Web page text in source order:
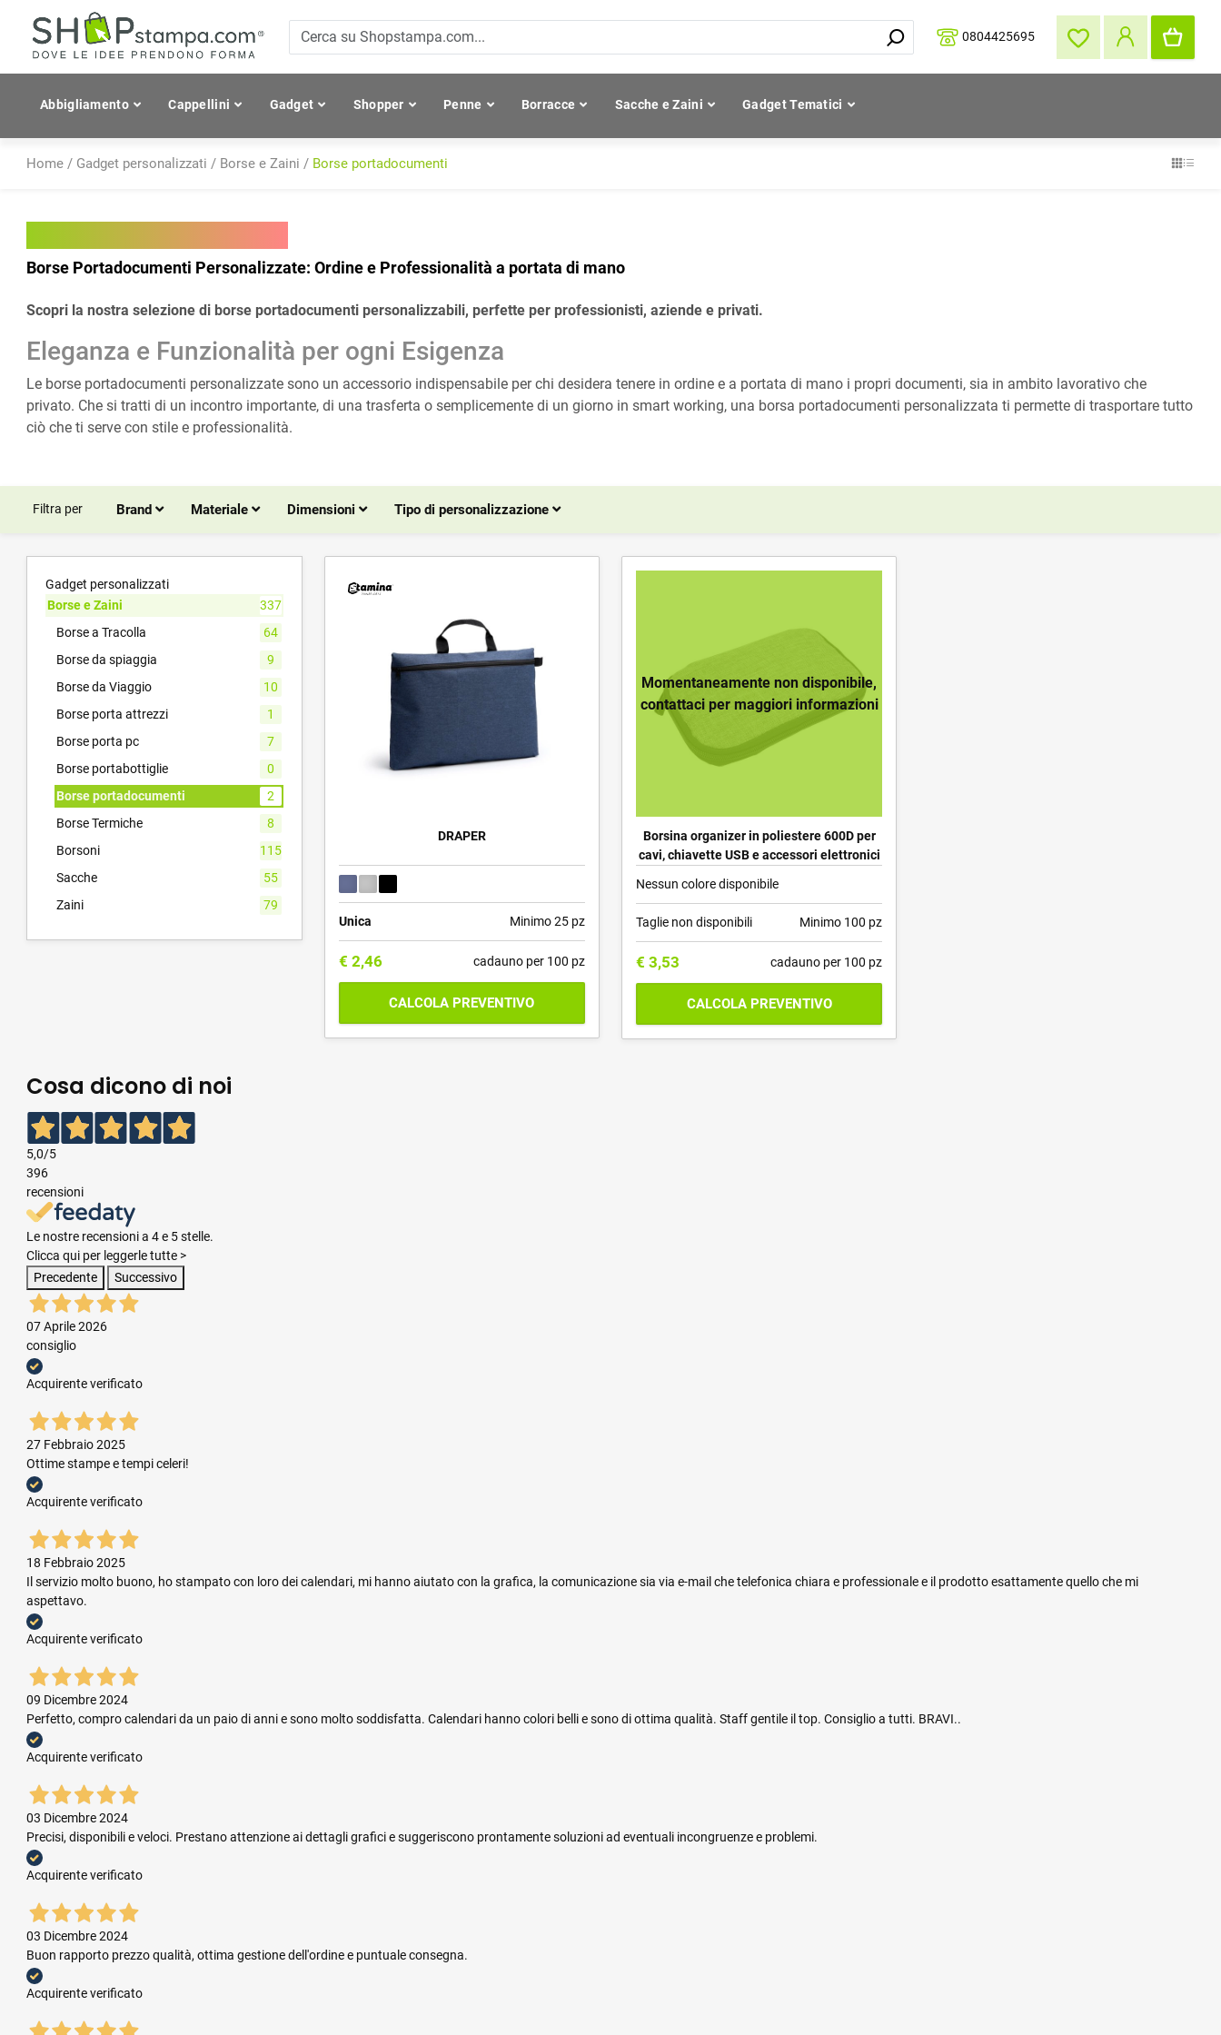
0804425695
Abbigliamento Cappellini Gadget Shopper Penne Borracce Sacche e Zaini Gadget Tematici
Home / Gadget personalizzati / Borse e Zaini / Borse portadocumenti
Borse Portadocumenti Personalizzate: Ordine e Professionalità a portata di mano
Scopri la nostra selezione di borse portadocumenti personalizzabili, perfette per professionisti, aziende e privati.
Eleganza e Funzionalità per ogni Esigenza
Le borse portadocumenti personalizzate sono un accessorio indispensabile per chi desidera tenere in ordine e a portata di mano i propri documenti, sia in ambito lavorativo che
privato. Che si tratti di un incontro importante, di una trasferta o semplicemente di un giorno in smart working, una borsa portadocumenti personalizzata ti permette di trasportare tutto
ciò che ti serve con stile e professionalità.
Filtra per Brand Materiale Dimensioni Tipo di personalizzazione
Gadget personalizzati
Borse e Zaini
337
Borse a Tracolla
64
Borse da spiaggia
9
Borse da Viaggio
10
Borse porta attrezzi
1
Borse porta pc
7
Borse portabottiglie
0
Borse portadocumenti
2
Borse Termiche
8
Borsoni
115
Sacche
55
Zaini
79
DRAPER
Unica Minimo 25 pz
€ 2,46 cadauno per 100 pz
CALCOLA PREVENTIVO
Momentaneamente non disponibile,
contattaci per maggiori informazioni
Borsina organizer in poliestere 600D per
cavi, chiavette USB e accessori elettronici
Nessun colore disponibile
Taglie non disponibili Minimo 100 pz
€ 3,53 cadauno per 100 pz
CALCOLA PREVENTIVO
Cosa dicono di noi
5,0/5
396
recensioni
Le nostre recensioni a 4 e 5 stelle.
Clicca qui per leggerle tutte >
Precedente
Successivo
07 Aprile 2026
consiglio
Acquirente verificato
27 Febbraio 2025
Ottime stampe e tempi celeri!
Acquirente verificato
18 Febbraio 2025
Il servizio molto buono, ho stampato con loro dei calendari, mi hanno aiutato con la grafica, la comunicazione sia via e-mail che telefonica chiara e professionale e il prodotto esattamente quello che mi
aspettavo.
Acquirente verificato
09 Dicembre 2024
Perfetto, compro calendari da un paio di anni e sono molto soddisfatta. Calendari hanno colori belli e sono di ottima qualità. Staff gentile il top. Consiglio a tutti. BRAVI..
Acquirente verificato
03 Dicembre 2024
Precisi, disponibili e veloci. Prestano attenzione ai dettagli grafici e suggeriscono prontamente soluzioni ad eventuali incongruenze e problemi.
Acquirente verificato
03 Dicembre 2024
Buon rapporto prezzo qualità, ottima gestione dell'ordine e puntuale consegna.
Acquirente verificato